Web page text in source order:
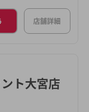
店舗詳細
ト大宮店